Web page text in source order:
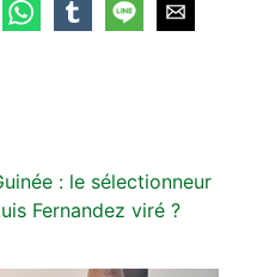
: le sélectionneur
Fernandez viré ?